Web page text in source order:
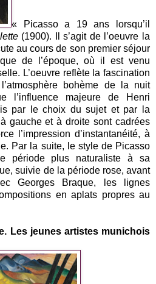
« Picasso a 19 ans lorsqu’il
(1900). Il s’agit de l’oeuvre la
au cours de son premier séjour
de l’époque, où il est venu
L’oeuvre reflète la fascination
bohème de la nuit
l’influence majeure de Henri
par le choix du sujet et par la
gauche et à droite sont cadrées
l’impression d’instantanéité, à
Par la suite, le style de Picasso
période plus naturaliste à sa
suivie de la période rose, avant
Georges Braque, les lignes
en aplats propres au
Les jeunes artistes munichois